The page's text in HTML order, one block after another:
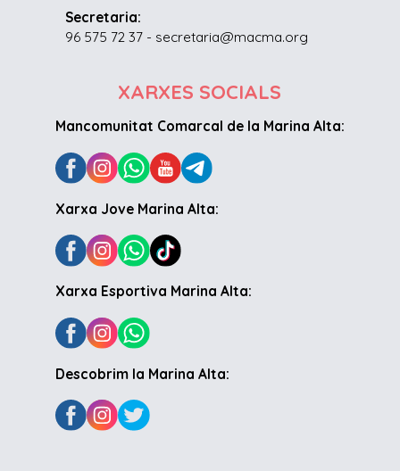
Secretaria:
96 575 72 37 - secretaria@macma.org
XARXES SOCIALS
Mancomunitat Comarcal de la Marina Alta:
Xarxa Jove Marina Alta:
Xarxa Esportiva Marina Alta:
Descobrim la Marina Alta: